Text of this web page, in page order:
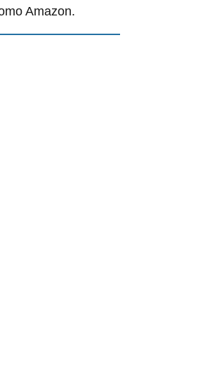
Amazon.